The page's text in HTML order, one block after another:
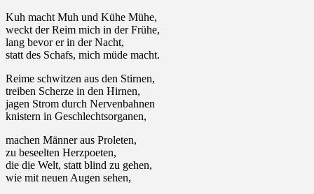
Kuh macht Muh und Kühe Mühe,
weckt der Reim mich in der Frühe,
lang bevor er in der Nacht,
statt des Schafs, mich müde macht.
Reime schwitzen aus den Stirnen,
treiben Scherze in den Hirnen,
jagen Strom durch Nervenbahnen
knistern in Geschlechtsorganen,
machen Männer aus Proleten,
zu beseelten Herzpoeten,
die die Welt, statt blind zu gehen,
wie mit neuen Augen sehen,